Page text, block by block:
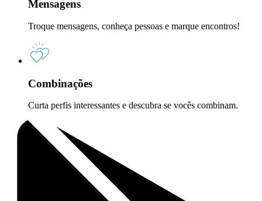
Mensagens
Troque mensagens, conheça pessoas e marque encontros!
Combinações
Curta perfis interessantes e descubra se vocês combinam.